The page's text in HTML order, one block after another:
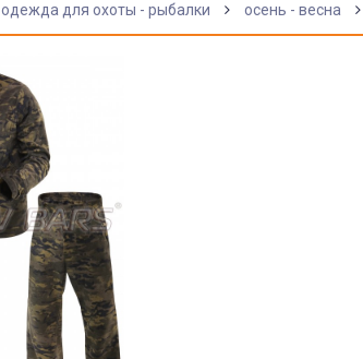
одежда для охоты - рыбалки осень - весна